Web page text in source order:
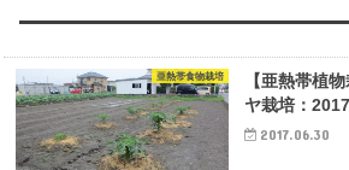
亜熱帯食物栽培
【亜熱帯植
ヤ栽培：
2017.06.30